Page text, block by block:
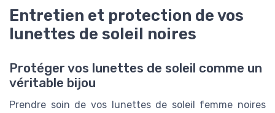
Entretien et protection de vos
lunettes de soleil noires
Protéger vos lunettes de soleil comme un
véritable bijou
Prendre soin de vos lunettes de soleil femme noires